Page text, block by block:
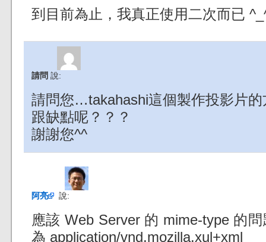
到目前為止，我真正使用二次而已
請問 說:
請問您…takahashi這個製作投影片
跟缺點呢？？？
謝謝您^^
阿亮 說:
應該 Web Server 的 mime-type 的
為 application/vnd.mozilla.xul+xml